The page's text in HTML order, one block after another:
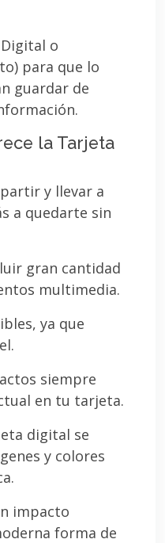
o
para que lo
guardar de
la Tarjeta
y llevar a
a quedarte sin
gran cantidad
multimedia.
ya que
siempre
en tu tarjeta.
digital se
y colores
impacto
forma de